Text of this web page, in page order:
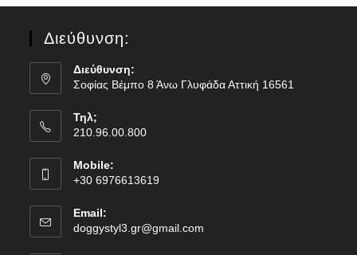
Διεύθυνση:
Διεύθυνση:
Σοφίας Βέμπο 8 Άνω Γλυφάδα Αττική 16561
Τηλ;
210.96.00.800
Mobile:
+30 6976613619
Email:
doggystyl3.gr@gmail.com